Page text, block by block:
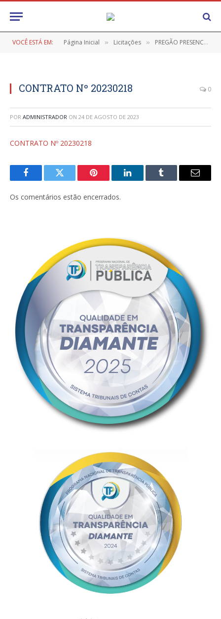
VOCÊ ESTÁ EM: Página Inicial » Licitações » PREGÃO PRESENCIAL SRP Nº 9/2022-049 FMAS (REGISTRO DE PREÇOS PARA FUTURA E EVENTUAL AQUISIÇÃO DE BRINQUEDOS PARA ATENDER AS AÇÕES E EVENTOS PROMOVIDOS PELA SECRETARIA MUNICIPAL DE PROMOÇÃO E ASSISTÊNCIA SOCIAL DE RONDON DO PARÁ)
CONTRATO Nº 20230218 0
POR ADMINISTRADOR ON 24 DE AGOSTO DE 2023
CONTRATO Nº 20230218
FacebookTwitter Pinterest LinkedInTumblr
E-
Os comentários estão encerrados.